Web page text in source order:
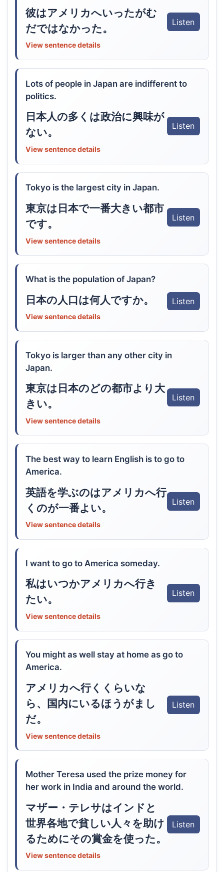
彼はアメリカへいったがむ
だではなかった。
Listen
View sentence details
Lots of people in Japan are indifferent to
politics.
日本人の多くは政治に興味が
ない。
Listen
View sentence details
Tokyo is the largest city in Japan.
東京は日本で一番大きい都市
です。
Listen
View sentence details
What is the population of Japan?
日本の人口は何人ですか。 Listen
View sentence details
Tokyo is larger than any other city in
Japan.
東京は日本のどの都市より大
きい。
Listen
View sentence details
The best way to learn English is to go to
America.
英語を学ぶのはアメリカへ行
くのが一番よい。
Listen
View sentence details
I want to go to America someday.
私はいつかアメリカへ行き
たい。
Listen
View sentence details
You might as well stay at home as go to
America.
アメリカへ行くくらいな
ら、国内にいるほうがまし
だ。
Listen
View sentence details
Mother Teresa used the prize money for
her work in India and around the world.
マザー・テレサはインドと
世界各地で貧しい人々を助け
るためにその賞金を使った。
Listen
View sentence details